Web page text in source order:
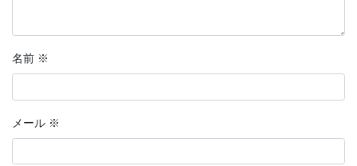
名前 ※
メール ※